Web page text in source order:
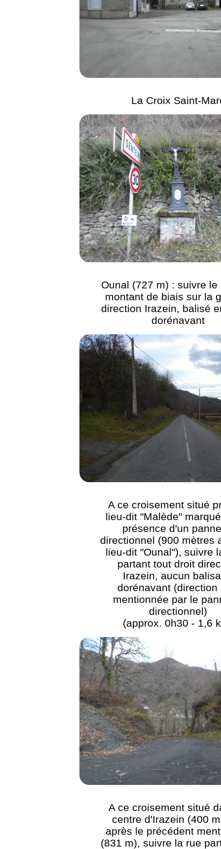
La Croix Saint-
Ounal (727 m) : suivre le
montant de biais sur la
direction Irazein, balisé
dorénavant
A ce croisement situé
lieu-dit "Malède"
présence d'un
directionnel (900 mètres
lieu-dit "Ounal"), suivre
partant tout droit
Irazein, aucun
dorénavant (direction
mentionnée par le
directionnel)
(approx. 0h30 - 1,6
A ce croisement situé
centre d'Irazein (400
après le précédent
(831 m), suivre la rue